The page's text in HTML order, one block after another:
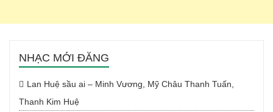
NHẠC MỚI ĐĂNG
Lan Huệ sầu ai – Minh Vương, Mỹ Châu Thanh Tuấn,
Thanh Kim Huệ